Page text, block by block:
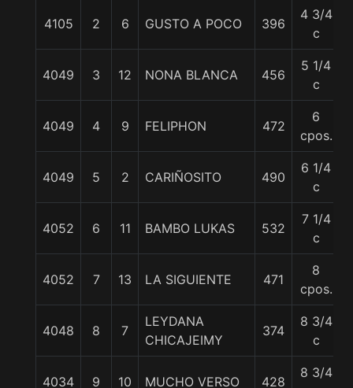
4105 2 6 GUSTO A POCO 396
4 3/4
c
4049 3 12 NONA BLANCA 456
5 1/4
c
4049 4 9 FELIPHON 472
6
cpos.
4049 5 2 CARIÑOSITO 490
6 1/4
c
4052 6 11 BAMBO LUKAS 532
7 1/4
c
4052 7 13 LA SIGUIENTE 471
8
cpos.
4048 8 7
LEYDANA
CHICAJEIMY
374
8 3/4
c
4034 9 10 MUCHO VERSO 428
8 3/4